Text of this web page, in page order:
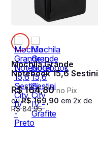
Mochila Grande
Notebook 15,6 Sestini
City IV - Preto
R$164,80no Pix
ouR$ 169 90 em 2x de
R$ 84,95